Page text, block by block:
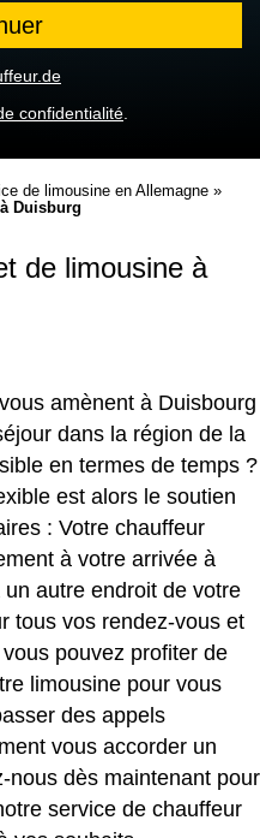
confidentialité
de limousine en Allemagne »
Duisburg
de limousine à
amènent à Duisbourg
dans la région de la
en termes de temps ?
est alors le soutien
: Votre chauffeur
à votre arrivée à
un autre endroit de votre
tous vos rendez-vous et
pouvez profiter de
limousine pour vous
des appels
vous accorder un
nous dès maintenant pour
service de chauffeur